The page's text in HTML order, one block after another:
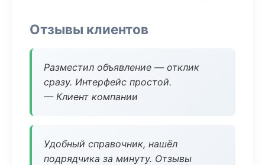
Отзывы клиентов
Разместил объявление — отклик
сразу. Интерфейс простой.
— Клиент компании
Удобный справочник, нашёл
подрядчика за минуту. Отзывы